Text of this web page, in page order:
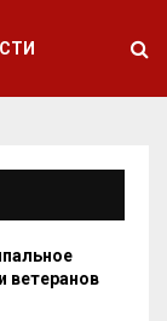
ветеранов